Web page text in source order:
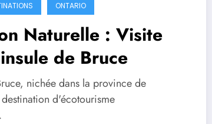
ONTARIO
Naturelle : Visite
de Bruce
nichée dans la province de
d'écotourisme